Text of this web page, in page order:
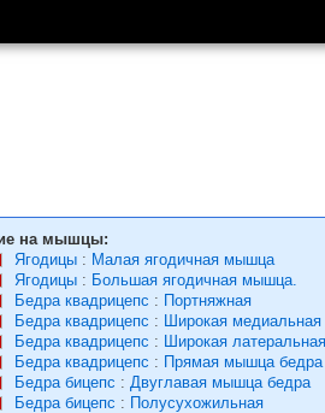
на мышцы:
Ягодицы : Малая ягодичная мышца
Ягодицы : Большая ягодичная мышца.
Бедра квадрицепс : Портняжная
Бедра квадрицепс : Широкая медиальная
Бедра квадрицепс : Широкая латеральная
Бедра квадрицепс : Прямая мышца бедра
Бедра бицепс : Двуглавая мышца бедра
Бедра бицепс : Полусухожильная